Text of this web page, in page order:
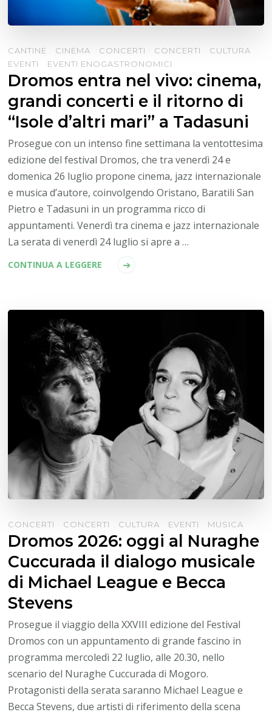
CANTINE CINEMA CONCERTI CONCERTI
CULTURA
EVENTI
EVENTI ENOGASTRONOMICI
Dromos entra nel vivo: cinema,
grandi concerti e il ritorno di
“Isole d’altri mari” a Tadasuni
Prosegue con un intenso fine settimana la ventottesima
edizione del festival Dromos, che tra venerdì 24 e
domenica 26 luglio propone cinema, jazz internazionale
e musica d’autore, coinvolgendo Oristano, Baratili San
Pietro e Tadasuni in un programma ricco di
appuntamenti. Venerdì tra cinema e jazz internazionale
La serata di venerdì 24 luglio si apre a …
CONTINUA A LEGGERE
CONCERTI CONCERTI CULTURA EVENTI MUSICA
Dromos 2026: oggi al Nuraghe
Cuccurada il dialogo musicale
di Michael League e Becca
Stevens
Prosegue il viaggio della XXVIII edizione del Festival
Dromos con un appuntamento di grande fascino in
programma mercoledì 22 luglio, alle 20.30, nello
scenario del Nuraghe Cuccurada di Mogoro.
Protagonisti della serata saranno Michael League e
Becca Stevens, due artisti di riferimento della scena